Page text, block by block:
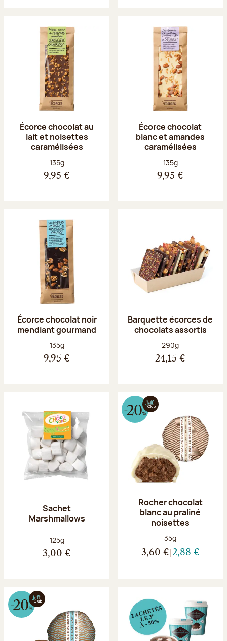
Écorce chocolat au
lait et noisettes
caramélisées
Poids net :
135g
9,95 €
Écorce chocolat
blanc et amandes
caramélisées
Poids net :
135g
9,95 €
Écorce chocolat noir
mendiant gourmand
Poids net :
135g
9,95 €
Barquette écorces de
chocolats assortis
Poids net :
290g
24,15 €
Sachet
Marshmallows
Poids net :
125g
3,00 €
Rocher chocolat
blanc au praliné
noisettes
Poids net :
35g
3,60 € 2,88 €